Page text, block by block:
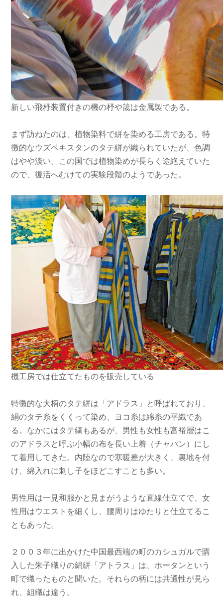
新しい飛杼装置付きの機の杼や筬は金属製である。
まず訪ねたのは、植物染料で絣を染める工房である。特
徴的なウズベキスタンのタテ絣が織られていたが、色調
はやや淡い。この国では植物染めが長らく途絶えていた
ので、復活へむけての実験段階のようであった。
機工房では仕立てたものを販売している
特徴的な大柄のタテ絣は「アドラス」と呼ばれており、
絹のタテ糸をくくって染め、ヨコ糸は綿糸の平織であ
る。なかにはタテ縞もあるが、男性も女性も富裕層はこ
のアドラスと呼ぶ小幅の布を長い上着（チャパン）にし
て着用してきた。内陸なので寒暖差が大きく、裏地を付
け、綿入れに刺し子をほどこすことも多い。
男性用は一見和服かと見まがうような直線仕立てで、女
性用はウエストを細くし、腰周りはゆたりと仕立てるこ
ともあった。
２００３年に出かけた中国最西端の町のカシュガルで購
入した朱子織りの絹絣「アトラス」は、ホータンという
町で織ったものと聞いた。それらの柄には共通性が見ら
れ、組織は違う。